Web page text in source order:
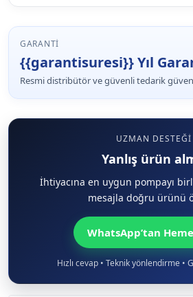
GARANTI
{{garantisuresi}} Yıl
Resmi distribütör ve güvenli tedarik
UZMAN DESTEĞI
Yanlış ürün
İhtiyacına en uygun pompayı
mesajla doğru ürünü
WhatsApp’tan
Hızlı cevap • Teknik yönlendirme •